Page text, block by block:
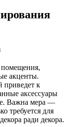
помещения,
акценты.
приведет к
аксессуары
Важна мера —
требуется для
ради декора.